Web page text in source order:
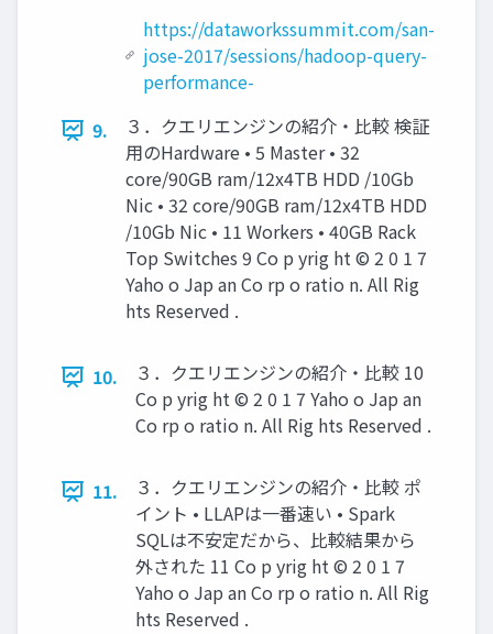
https://dataworkssummit.com/san-
jose-2017/sessions/hadoop-query-
performance-
9.
３．クエリエンジンの紹介・比較 検証
用のHardware • 5 Master • 32
core/90GB ram/12x4TB HDD /10Gb
Nic • 32 core/90GB ram/12x4TB HDD
/10Gb Nic • 11 Workers • 40GB Rack
Top Switches 9 Co p yrig ht © 2 0 1 7
Yaho o Jap an Co rp o ratio n. All Rig
hts Reserved .
10.
３．クエリエンジンの紹介・比較 10
Co p yrig ht © 2 0 1 7 Yaho o Jap an
Co rp o ratio n. All Rig hts Reserved .
11.
３．クエリエンジンの紹介・比較 ポ
イント • LLAPは一番速い • Spark
SQLは不安定だから、比較結果から
外された 11 Co p yrig ht © 2 0 1 7
Yaho o Jap an Co rp o ratio n. All Rig
hts Reserved .